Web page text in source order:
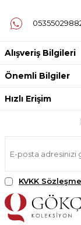
Alışveriş Bilgileri
Önemli Bilgiler
Hızlı Erişim
KVKK